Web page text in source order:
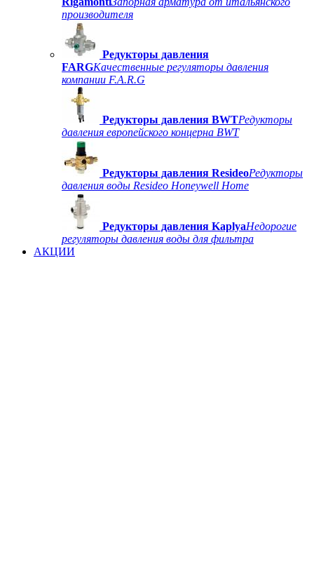
производителя
Редукторы давления
FARGКачественные регуляторы давления
компании F.A.R.G
Редукторы давления BWTРедукторы
давления европейского концерна BWT
Редукторы давления ResideoРедукторы
давления воды Resideo Honeywell Home
Редукторы давления KaplyaНедорогие
регуляторы давления воды для фильтра
АКЦИИ